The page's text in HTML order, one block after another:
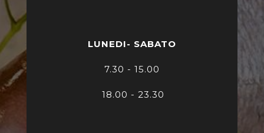
LUNEDI- SABATO
7.30 - 15.00
18.00 - 23.30